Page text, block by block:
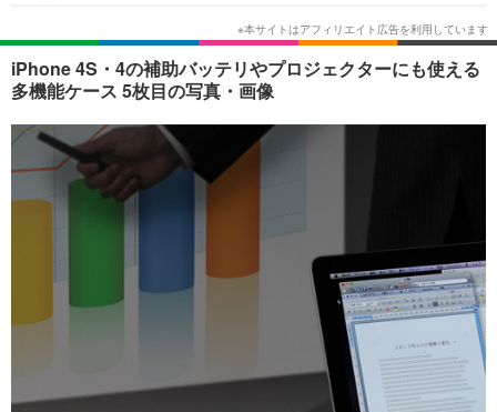
韓国・芸能
音楽 スポーツ
ショッピング
ライフTOP グルメ
ペット ショッピング
その他
リリース一覧
プッシュ通知の停止方法
iPhone 4S・4の補助バッテリやプロジェクターにも使える
多機能ケース 5枚目の写真・画像